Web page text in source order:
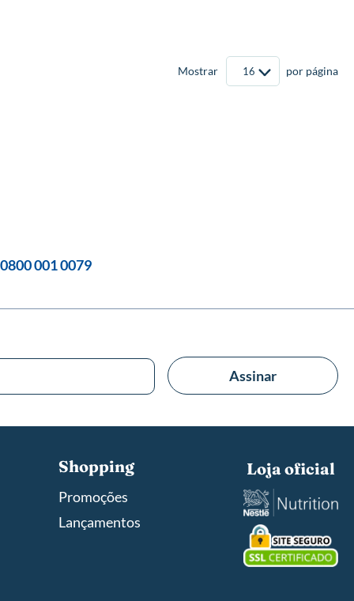
Mostrar por página
0800 001 0079
Assinar
Shopping
Promoções
Lançamentos
Loja oficial